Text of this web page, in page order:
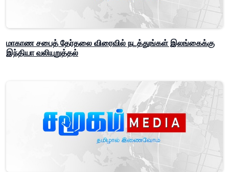
மாகாண சபைத் தேர்தலை விரைவில் நடத்துங்கள் இலங்கைக்கு
இந்தியா வலியுறுத்தல்